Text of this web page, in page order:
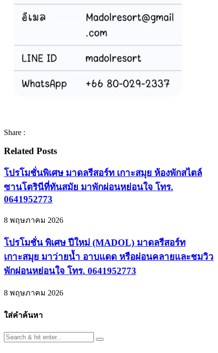
Share :
Related Posts
โปรโมชั่นพิเศษ มาดลรีสอร์ท เกาะสมุย ห้องพักสไตล์
ซานโตรินีที่ทันสมัย มาพักผ่อนหย่อนใจ โทร.
0641952773
8 พฤษภาคม 2026
โปรโมชั่น พิเศษ ปีใหม่ (MADOL) มาดลรีสอร์ท
เกาะสมุย มาว่ายนํ้า อาบแดด หรือผ่อนคลายและชมวิว
พักผ่อนหย่อนใจ โทร. 0641952773
8 พฤษภาคม 2026
ใส่คำค้นหา